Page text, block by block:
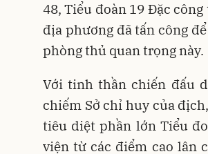
48, Tiểu đoàn 19 Đặc
địa phương đã tấn công
phòng thủ quan trọng này.
Với tinh thần chiến đấu
chiếm Sở chỉ huy của
tiêu diệt phần lớn Tiểu
viện từ các điểm cao lân